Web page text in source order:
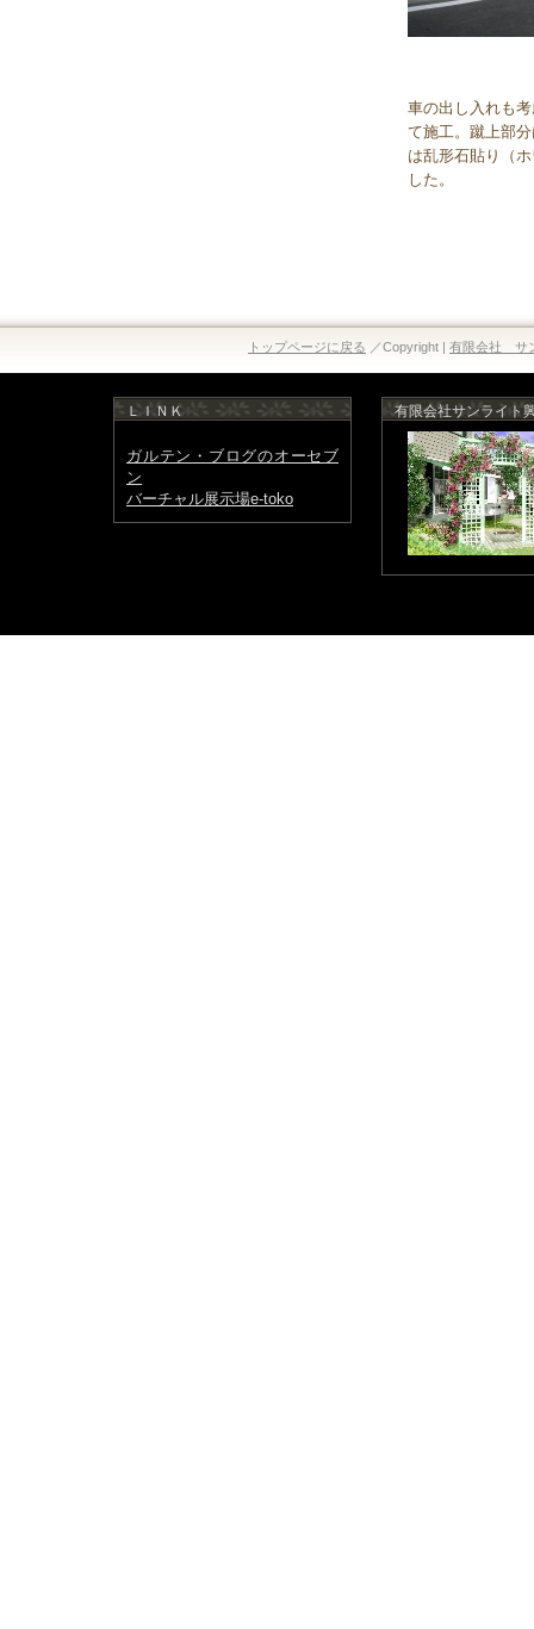
車の出し入れも
て施工。蹴上部
は乱形石貼り（
した。
トップページに戻る ／Copyright | 有限会社 サ
ＬＩＮＫ
ガルテン・ブログのオーセブ
ン
バーチャル展示場e-toko
有限会社サンライト